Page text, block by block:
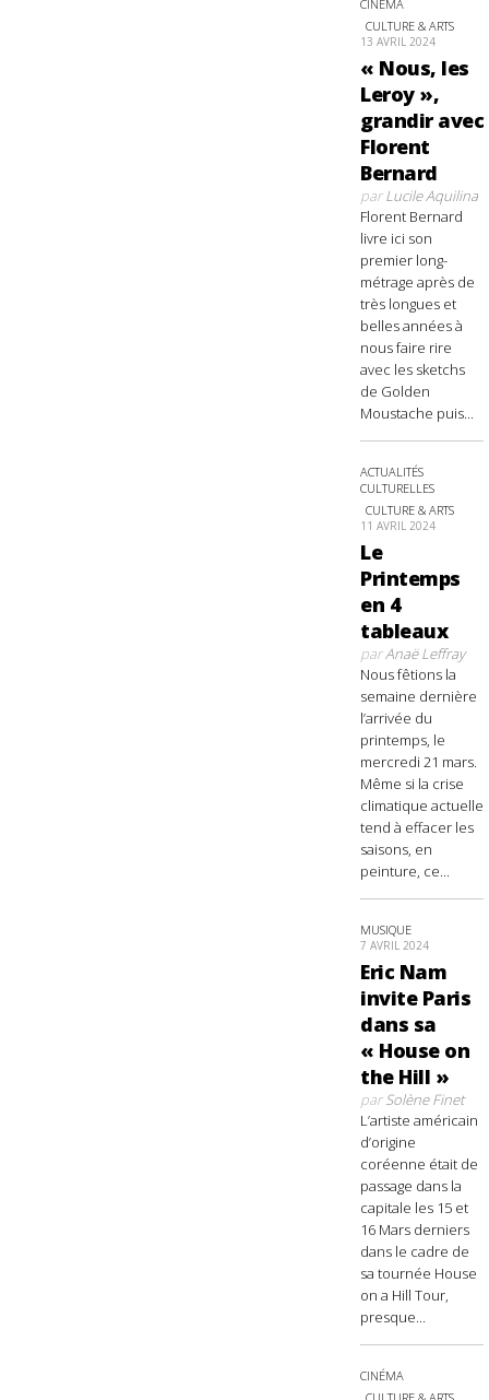
CINÉMA
CULTURE & ARTS
13 AVRIL 2024
« Nous, les
Leroy »,
grandir avec
Florent
Bernard
parLucile Aquilina
Florent Bernard
livre ici son
premier long-
métrage après de
très longues et
belles années à
nous faire rire
avec les sketchs
de Golden
Moustache puis...
ACTUALITÉS
CULTURELLES
CULTURE & ARTS
11 AVRIL 2024
Le
Printemps
en 4
tableaux
parAnaë Leffray
Nous fêtions la
semaine dernière
l’arrivée du
printemps, le
mercredi 21 mars.
Même si la crise
climatique actuelle
tend à effacer les
saisons, en
peinture, ce...
MUSIQUE
7 AVRIL 2024
Eric Nam
invite Paris
dans sa
« House on
the Hill »
parSolène Finet
L’artiste américain
d’origine
coréenne était de
passage dans la
capitale les 15 et
16 Mars derniers
dans le cadre de
sa tournée House
on a Hill Tour,
presque...
CINÉMA